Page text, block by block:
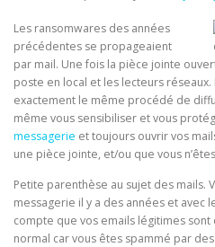
Les ransomwares des années
précédentes se propageaient
par mail. Une fois la pièce jointe
poste en local et les lecteurs réseaux.
exactement le même procédé de
même vous sensibiliser et vous
messagerie et toujours ouvrir vos
une pièce jointe, et/ou que vous
Petite parenthèse au sujet des mails.
messagerie il y a des années et avec
compte que vos emails légitimes sont
normal car vous êtes spammé par